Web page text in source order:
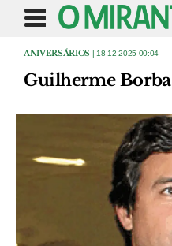
ANIVERSÁRIOS | 18-12-2025 00:04
Guilherme Borba